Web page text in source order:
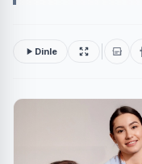
Dinle